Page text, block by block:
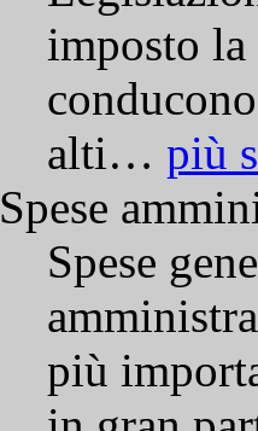
imposto la
alti… più
Spese
Spese
più